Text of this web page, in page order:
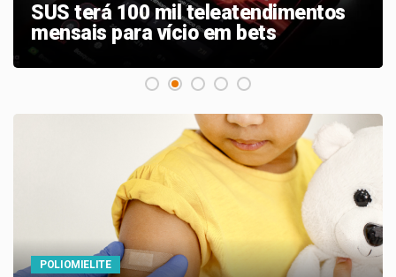
SUS terá 100 mil teleatendimentos
mensais para vício em bets
POLIOMIELITE